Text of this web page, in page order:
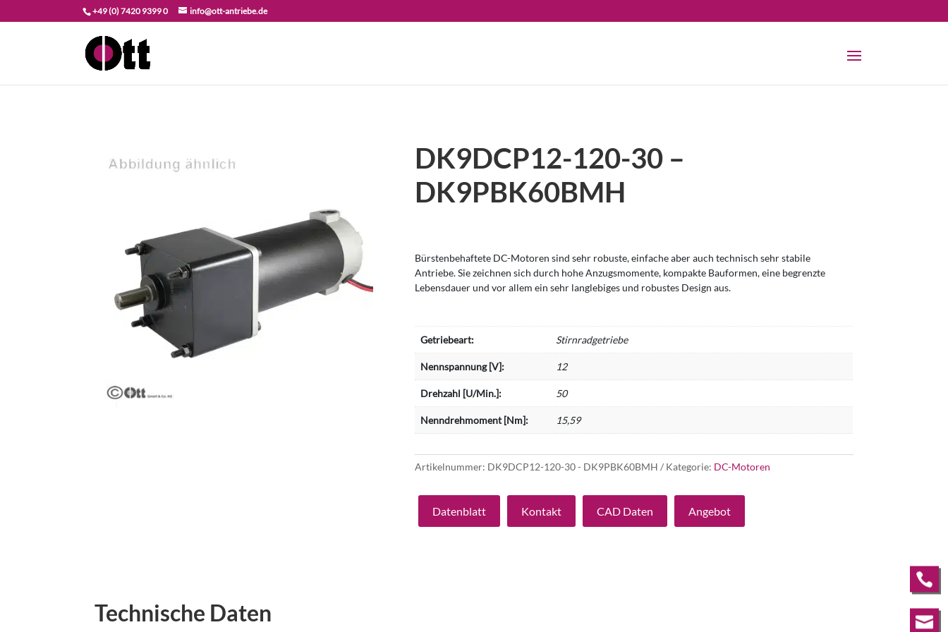
+49 (0) 7420 9399 0 info@ott-antriebe.de
DK9DCP12-120-30 –
DK9PBK60BMH
Bürstenbehaftete DC-Motoren sind sehr robuste, einfache aber auch technisch sehr stabile
Antriebe. Sie zeichnen sich durch hohe Anzugsmomente, kompakte Bauformen, eine begrenzte
Lebensdauer und vor allem ein sehr langlebiges und robustes Design aus.
Getriebeart: Stirnradgetriebe
Nennspannung [V]: 12
Drehzahl [U/Min.]: 50
Nenndrehmoment [Nm]: 15,59
Artikelnummer: DK9DCP12-120-30 - DK9PBK60BMH Kategorie: DC-Motoren
Datenblatt Kontakt CAD Daten Angebot
Technische Daten

